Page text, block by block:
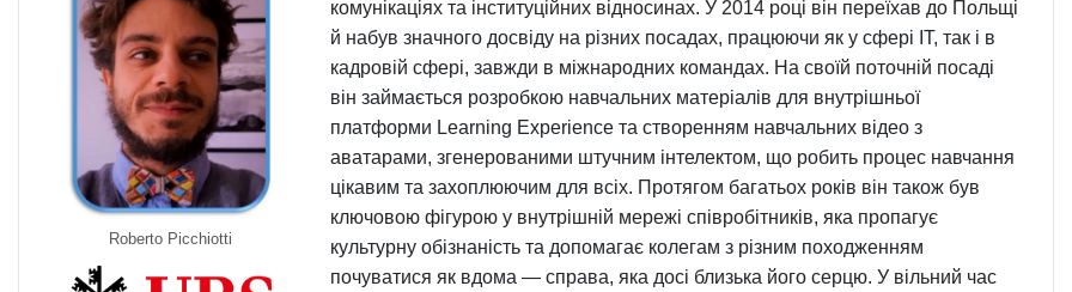
Roberto Picchiotti
комунікаціях та інституційних відносинах. У 2014 році він переїхав до Польщі
й набув значного досвіду на різних посадах, працюючи як у сфері ІТ, так і в
кадровій сфері, завжди в міжнародних командах. На своїй поточній посаді
він займається розробкою навчальних матеріалів для внутрішньої
платформи Learning Experience та створенням навчальних відео з
аватарами, згенерованими штучним інтелектом, що робить процес навчання
цікавим та захоплюючим для всіх. Протягом багатьох років він також був
ключовою фігурою у внутрішній мережі співробітників, яка пропагує
культурну обізнаність та допомагає колегам з різним походженням
почуватися як вдома — справа, яка досі близька його серцю. У вільний час